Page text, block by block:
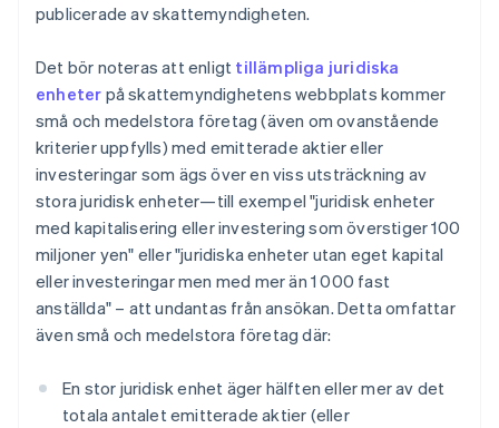
publicerade av skattemyndigheten.
Det bör noteras att enligt tillämpliga juridiska
enheter på skattemyndighetens webbplats kommer
små och medelstora företag (även om ovanstående
kriterier uppfylls) med emitterade aktier eller
investeringar som ägs över en viss utsträckning av
stora juridisk enheter—till exempel "juridisk enheter
med kapitalisering eller investering som överstiger 100
miljoner yen" eller "juridiska enheter utan eget kapital
eller investeringar men med mer än 1 000 fast
anställda" – att undantas från ansökan. Detta omfattar
även små och medelstora företag där:
En stor juridisk enhet äger hälften eller mer av det
totala antalet emitterade aktier (eller